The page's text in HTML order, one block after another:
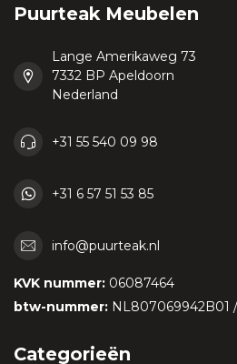
Puurteak Meubelen
Lange Amerikaweg 73
7332 BP Apeldoorn
Nederland
+31 55 540 09 98
+31 6 57 51 53 85
info@puurteak.nl
KVK nummer: 06087464
btw-nummer: NL807069942B01
Categorieën